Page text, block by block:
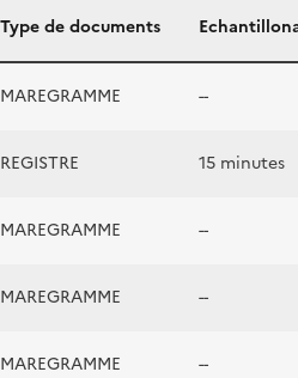
Type de documents
MAREGRAMME --
REGISTRE 15 minutes
MAREGRAMME --
MAREGRAMME --
MAREGRAMME --